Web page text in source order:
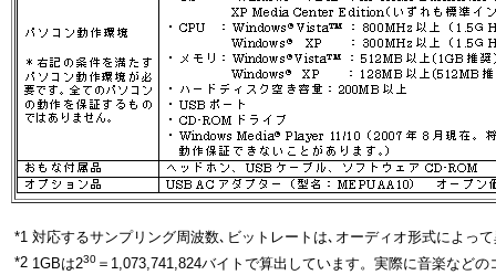
*1 対応するサンプリング周波数､ビットレートは､オーディオ形式によっ
*2 1GBは230 ＝1,073,741,824バイトで算出しています。実際に音楽など